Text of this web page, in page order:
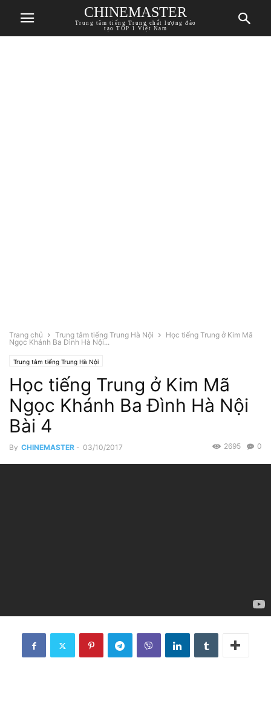
CHINEMASTER
Trung tâm tiếng Trung chất lượng đào
tạo TOP 1 Việt Nam
Trang chủ Trung tâm tiếng Trung Hà Nội
Học tiếng Trung ở Kim Mã
Ngọc Khánh Ba Đình Hà Nội...
Trung tâm tiếng Trung Hà Nội
Học tiếng Trung ở Kim Mã
Ngọc Khánh Ba Đình Hà Nội
Bài 4
By CHINEMASTER - 03/10/2017 0
2695